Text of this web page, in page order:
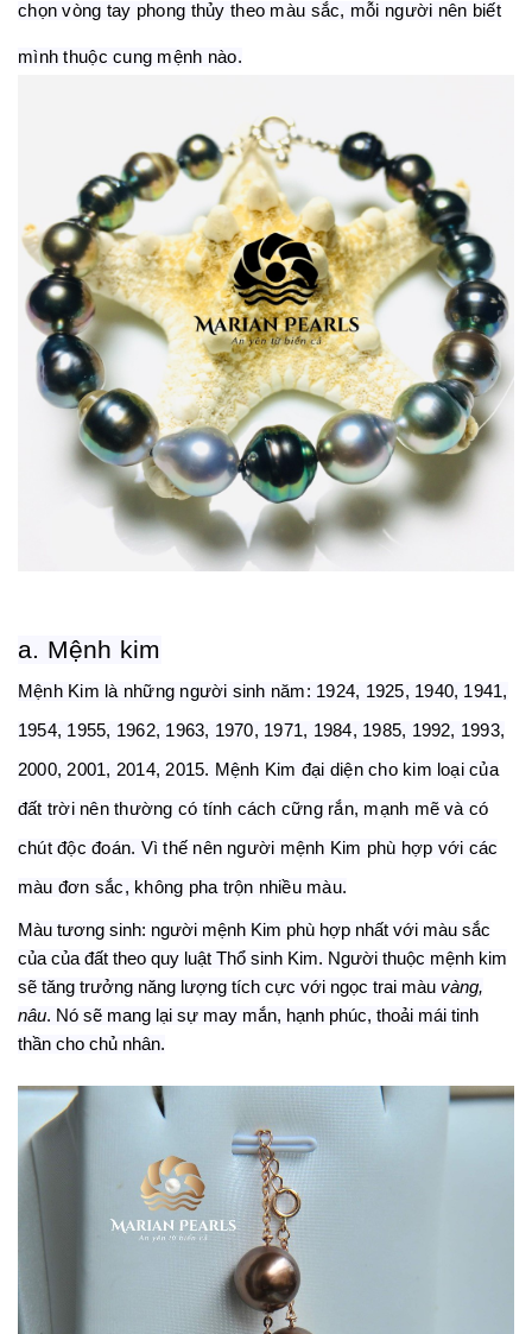
chọn vòng tay phong thủy theo màu sắc, mỗi người nên biết
mình thuộc cung mệnh nào.
a. Mệnh kim
Mệnh Kim là những người sinh năm: 1924, 1925, 1940, 1941,
1954, 1955, 1962, 1963, 1970, 1971, 1984, 1985, 1992, 1993,
2000, 2001, 2014, 2015. Mệnh Kim đại diện cho kim loại của
đất trời nên thường có tính cách cững rắn, mạnh mẽ và có
chút độc đoán. Vì thế nên người mệnh Kim phù hợp với các
màu đơn sắc, không pha trộn nhiều màu.
Màu tương sinh: người mệnh Kim phù hợp nhất với màu sắc
của của đất theo quy luật Thổ sinh Kim. Người thuộc mệnh kim
sẽ tăng trưởng năng lượng tích cực với ngọc trai màu vàng,
nâu. Nó sẽ mang lại sự may mắn, hạnh phúc, thoải mái tinh
thần cho chủ nhân.